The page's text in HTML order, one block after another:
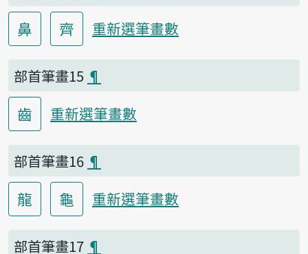
鼻 齊 重新選筆畫數
部首筆畫15 ¶
齒 重新選筆畫數
部首筆畫16 ¶
龍 龜 重新選筆畫數
部首筆畫17 ¶